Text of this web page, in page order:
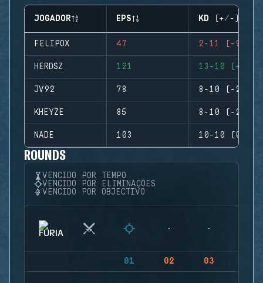
JOGADOR EPS KD (+/-)
FELIPOX 47 2-11 (-9)
HERDSZ 121 13-10 (+3)
JV92 78 8-10 (-2)
KHEYZE 85 8-10 (-2)
NADE 103 10-10 (0)
ROUNDS
VENCIDO POR TEMPO
VENCIDO POR ELIMINAÇÕES
VENCIDO POR OBJECTIVO
01 02 03